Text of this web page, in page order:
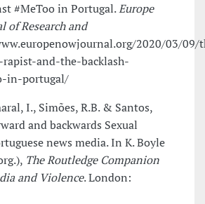
#MeToo in Portugal.Europe
of Research and
2020/03/09/
and-the-backlash-
in-portugal/
I., Simões, R.B. & Santos,
and backwards Sexual
news media. In K. Boyle
The Routledge Companion
and Violence. London: